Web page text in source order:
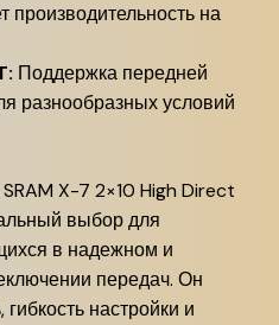
производительность на
Поддержка передней
разнообразных условий
X-7 2×10 High Direct
выбор для
в надежном и
передач. Он
гибкость настройки и